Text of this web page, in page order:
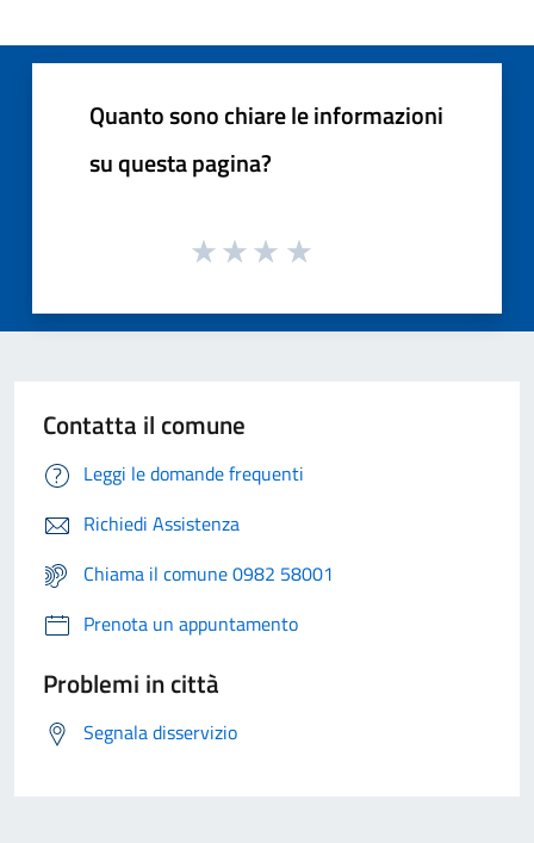
Quanto sono chiare le informazioni
su questa pagina?
Contatta il comune
Leggi le domande frequenti
Richiedi Assistenza
Chiama il comune 0982 58001
Prenota un appuntamento
Problemi in città
Segnala disservizio